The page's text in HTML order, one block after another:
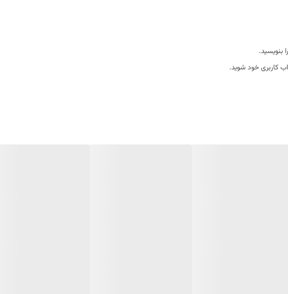
بنویسید.
کاربری خود شوید.